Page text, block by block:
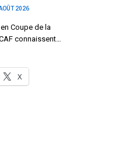
2026
Coupe de la
connaissent…
X